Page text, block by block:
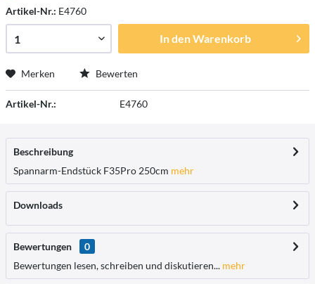
Artikel-Nr.: E4760
In denWarenkorb
Merken Bewerten
Artikel-Nr.: E4760
Beschreibung
Spannarm-Endstück F35Pro 250cm mehr
Downloads
Bewertungen
0
Bewertungen lesen, schreiben und diskutieren... mehr